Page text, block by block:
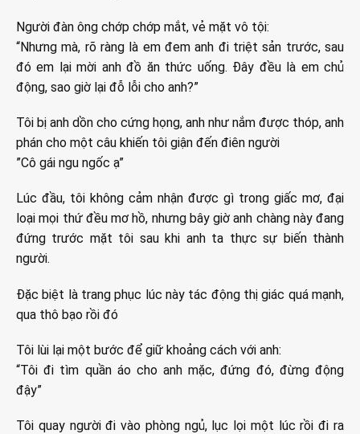
Người đàn ông chớp chớp mắt, vẻ mặt vô tội:
“Nhưng mà, rõ ràng là em đem anh đi triệt sản trước, sau
đó em lại mời anh đồ ăn thức uống. Đây đều là em chủ
động, sao giờ lại đỗ lỗi cho anh?”
Tôi bị anh dồn cho cứng họng, anh như nắm được thóp, anh
phán cho một câu khiến tôi giận đến điên người
”Cô gái ngu ngốc ạ”
Lúc đầu, tôi không cảm nhận được gì trong giấc mơ, đại
loại mọi thứ đều mơ hồ, nhưng bây giờ anh chàng này đang
đứng trước mặt tôi sau khi anh ta thực sự biến thành
người.
Đặc biệt là trang phục lúc này tác động thị giác quá mạnh,
qua thô bạo rồi đó
Tôi lùi lại một bước để giữ khoảng cách với anh:
“Tôi đi tìm quần áo cho anh mặc, đứng đó, đừng động
đậy”
Tôi quay người đi vào phòng ngủ, lục lọi một lúc rồi đi ra